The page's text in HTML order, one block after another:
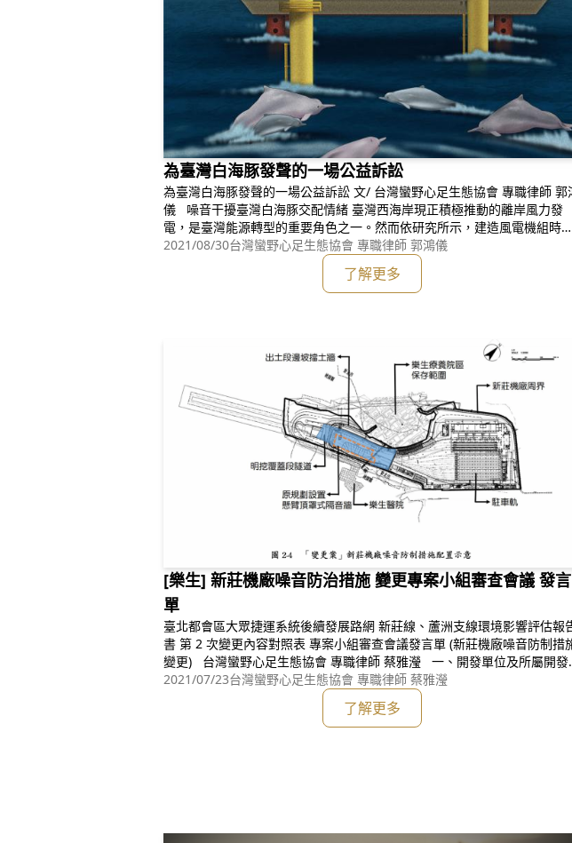
為臺灣白海豚發聲的一場公益訴訟
為臺灣白海豚發聲的一場公益訴訟 文/ 台灣蠻野心足生態協會 專職律師 郭鴻
儀 噪音干擾臺灣白海豚交配情緒 臺灣西海岸現正積極推動的離岸風力發
電，是臺灣能源轉型的重要角色之一。然而依研究所示，建造風電機組時的
打樁噪音，對於海洋生態將造成衝擊，尤其是鯨豚，巨大的噪音會造成其生
存上的威脅。臺灣西海岸，一直以來都是臺灣白海豚的重要且唯一的棲息環
2021/08/30台灣蠻野心足生態協會 專職律師 郭鴻儀
了解更多
[樂生] 新莊機廠噪音防治措施 變更專案小組審查會議 發言
單
臺北都會區⼤眾捷運系統後續發展路網 新莊線、蘆洲⽀線環境影響評估報告
書 第 2 次變更內容對照表 專案小組審查會議發言單 (新莊機廠噪⾳防制措施
變更) 台灣蠻野⼼⾜⽣態協會 專職律師 蔡雅瀅 ⼀、開發單位及所屬開發計
畫應在釐清： 本件由臺北市政府捷運⼯程局 以「新莊機廠噪⾳防制措施變
更」的名義送審︔但開發基地位於衛
2021/07/23台灣蠻野心足生態協會 專職律師 蔡雅瀅
了解更多